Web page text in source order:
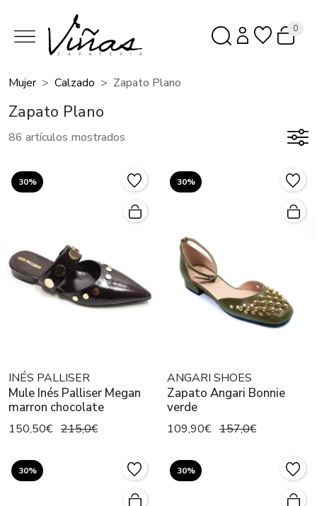
0
Mujer Calzado Zapato Plano
Zapato Plano
86 artículos mostrados
30%
INÉS PALLISER
Mule Inés Palliser Megan
marron chocolate
150,50€ 215,0€
30%
ANGARI SHOES
Zapato Angari Bonnie
verde
109,90€ 157,0€
30% 30%